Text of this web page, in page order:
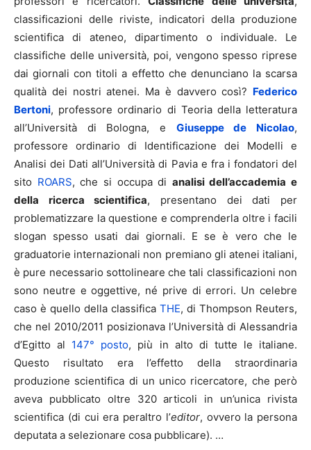
classificazioni delle riviste, indicatori della produzione
scientifica di ateneo, dipartimento o individuale. Le
classifiche delle università, poi, vengono spesso riprese
dai giornali con titoli a effetto che denunciano la scarsa
qualità dei nostri atenei. Ma è davvero così? Federico
Bertoni, professore ordinario di Teoria della letteratura
all’Università di Bologna, e Giuseppe de Nicolao,
professore ordinario di Identificazione dei Modelli e
Analisi dei Dati all’Università di Pavia e fra i fondatori del
sito ROARS, che si occupa di analisi dell’accademia e
della ricerca scientifica, presentano dei dati per
problematizzare la questione e comprenderla oltre i facili
slogan spesso usati dai giornali. E se è vero che le
graduatorie internazionali non premiano gli atenei italiani,
è pure necessario sottolineare che tali classificazioni non
sono neutre e oggettive, né prive di errori. Un celebre
caso è quello della classifica THE, di Thompson Reuters,
che nel 2010/2011 posizionava l’Università di Alessandria
d’Egitto al 147° posto, più in alto di tutte le italiane.
Questo risultato era l’effetto della straordinaria
produzione scientifica di un unico ricercatore, che però
aveva pubblicato oltre 320 articoli in un’unica rivista
scientifica (di cui era peraltro l’editor, ovvero la persona
deputata a selezionare cosa pubblicare). …